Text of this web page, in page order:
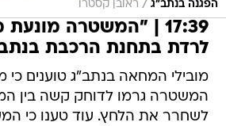
הפגנה בנתב"ג / ראובן קסטרו
17:39 | "המשטרה
לרדת בתחנת הרכבת
מובילי המחאה בנתב"ג טוענים
המשטרה גרמו לדוחק קשה בין
לשחרר את הלחץ. עוד טענו כי